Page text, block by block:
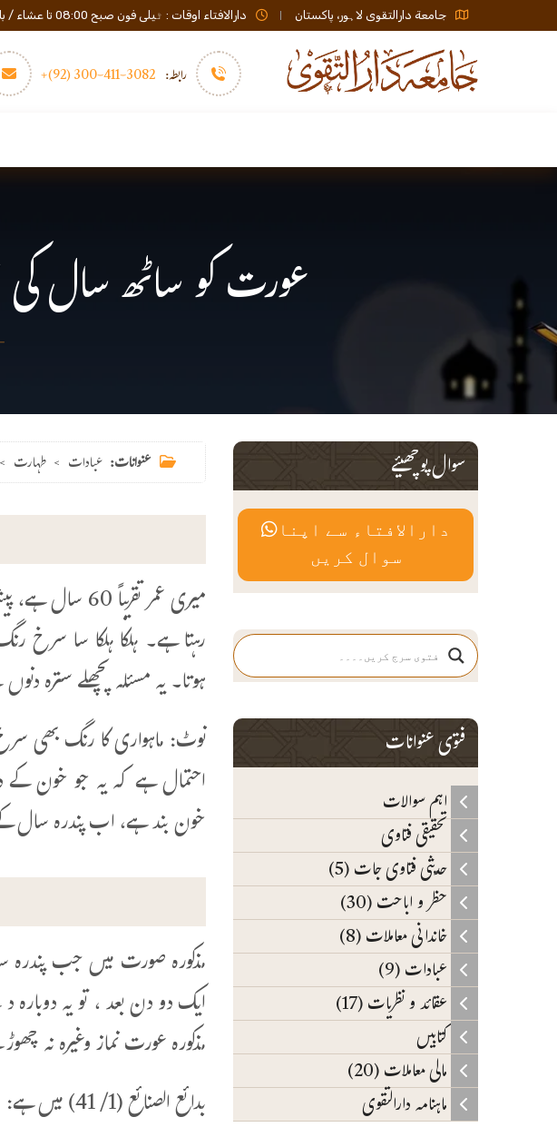
جامعة دارالتقوی لاہور، پاکستان دارالافتاء اوقات : ٹیلی فون صبح 08:00 تا عشاء / بالمشافہ و واٹس ایپ 08:00 تا عصر
رابطہ: 3082-411-300 (92)+
عورت کو ساٹھ سال کی
عنوانات: عبادات > طہارت >
میری عمر
رہتا ہے۔ ہلکا ہلکا سا سرخ
ہوتا۔ یہ مسئلہ پچھلے سترہ
نوٹ: ماہواری کا رنگ بھی
احتمال ہے کہ یہ جو خون
خون بند ہے، اب پندرہ سال
مذکورہ صورت میں جب
ایک دو دن بعد ، تو یہ
مذکورہ عورت نماز وغیرہ نہ
بدائع الصنائع (1/ 41) میں ہے:
سوال پوچھیئے
دارالافتاء سے اپنا
سوال کریں
فتوی عنوانات
اہم سوالات
تحقیقی فتاوی
حدیثی فتاوی جات (5)
حظر و اباحت (30)
خاندانی معاملات (8)
عبادات (9)
عقائد و نظریات (17)
کتابیں
مالی معاملات (20)
ماہنامہ دارالتقوی